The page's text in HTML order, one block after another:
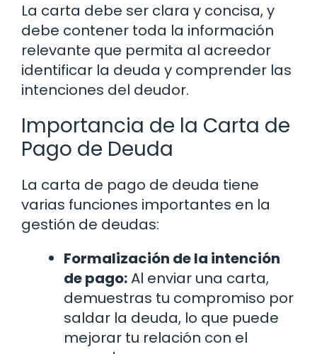
La carta debe ser clara y concisa, y
debe contener toda la información
relevante que permita al acreedor
identificar la deuda y comprender las
intenciones del deudor.
Importancia de la Carta de
Pago de Deuda
La carta de pago de deuda tiene
varias funciones importantes en la
gestión de deudas:
Formalización de la intención
de pago:Al enviar una carta,
demuestras tu compromiso por
saldar la deuda, lo que puede
mejorar tu relación con el